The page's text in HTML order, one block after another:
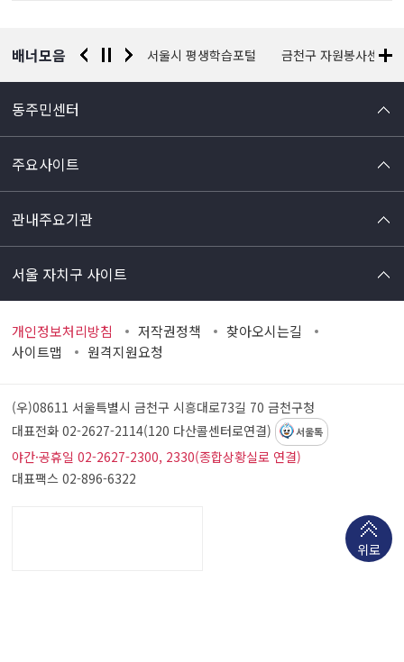
배너모음
찰청 유실물 통합포털 서울시 평생학습포털 금천구 자원봉사센터
동주민센터
주요사이트
관내주요기관
서울 자치구 사이트
개인정보처리방침 저작권정책
찾아오시는길
사이트맵
원격지원요청
위로
(우)08611 서울특별시 금천구 시흥대로73길 70금천구청
대표전화 02-2627-2114(120 다산콜센터로연결)
서울톡
야간·공휴일 02-2627-2300, 2330(종합상황실로 연결)
대표팩스 02-896-6322